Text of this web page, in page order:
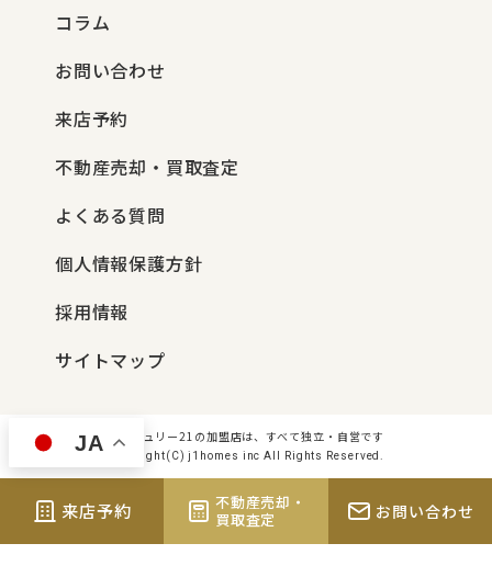
コラム
お問い合わせ
来店予約
不動産売却・買取査定
よくある質問
個人情報保護方針
採用情報
サイトマップ
センチュリー21の加盟店は、すべて独立・自営です
Copyright(C) j1homes inc All Rights Reserved.
来店予約
不動産売却・
買取査定
お問い合わせ
JA